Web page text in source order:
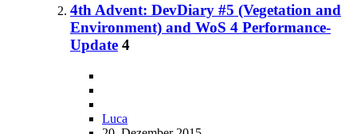
4th Advent: DevDiary #5 (Vegetation and
Environment) and WoS 4 Performance-
Update 4
Luca